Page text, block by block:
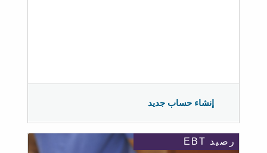
إنشاء حساب جديد
رصيد EBT